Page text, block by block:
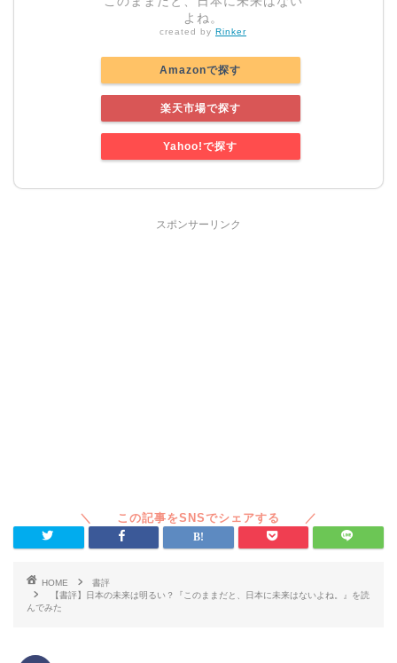
よね。
created by Rinker
Amazonで探す
楽天市場で探す
Yahoo!で探す
スポンサーリンク
HOME
書評
【書評】日本の未来は明るい？『このままだと、日本に未来はないよね。』を読
んでみた